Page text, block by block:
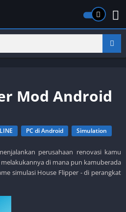
Mod Android
PC di Android Simulation
perusahaan renovasi kamu
di mana pun kamuberada
simulasi House Flipper - di perangkat